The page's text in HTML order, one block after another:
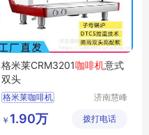
格米莱CRM3201咖啡机意式
双头
格米莱咖啡机
意式咖啡机半自动
济南慧峰
有限公司
￥ 1.90万 拨打电话